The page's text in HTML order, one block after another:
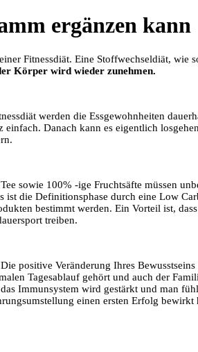
ergänzen kann
Fitnessdiät. Eine Stoffwechseldiät,
Körper wird wieder zunehmen.
werden die Essgewohnheiten
Danach kann es eigentlich
sowie 100% -ige Fruchtsäfte müssen
die Definitionsphase durch eine Low
bestimmt werden. Ein Vorteil ist,
treiben.
positive Veränderung Ihres
Tagesablauf gehört und auch der
Immunsystem wird gestärkt und man
einen ersten Erfolg